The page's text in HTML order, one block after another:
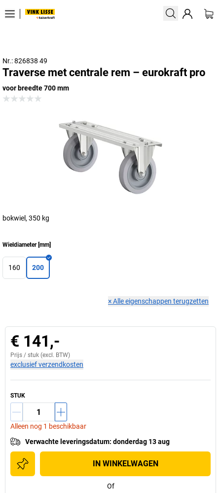
Nr.: 826838 49
Traverse met centrale rem – eurokraft pro
voor breedte 700 mm
bokwiel, 350 kg
Wieldiameter[mm]
160 200
×Alle eigenschappen terugzetten
€ 141,-
Prijs / stuk (excl. BTW)
exclusief verzendkosten
STUK
Alleen nog 1 beschikbaar
Verwachte leveringsdatum: donderdag 13 aug
IN WINKELWAGEN
Of